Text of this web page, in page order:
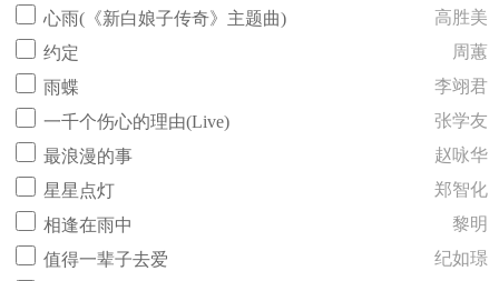
心雨(《新白娘子传奇》主题曲)
高胜美
约定
周蕙
雨蝶
李翊君
一千个伤心的理由(Live)
张学友
最浪漫的事
赵咏华
星星点灯
郑智化
相逢在雨中
黎明
值得一辈子去爱
纪如璟